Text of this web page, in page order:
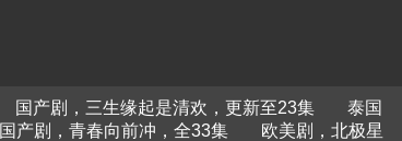
国产剧，三生缘起是清欢，更新至23集
泰国
国产剧，青春向前冲，全33集
欧美剧，北极星